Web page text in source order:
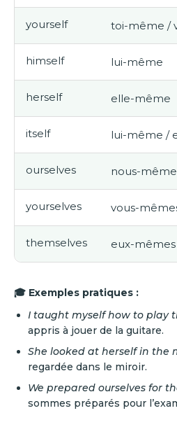
yourself toi-même /
himself lui-même
herself elle-même
itself lui-même /
ourselves nous-
yourselves vous-
themselves eux-
🎓 Exemples pratiques :
I taught myself how to play
appris à jouer de la guitare.
She looked at herself in the
regardée dans le miroir.
We prepared ourselves for
sommes préparés pour